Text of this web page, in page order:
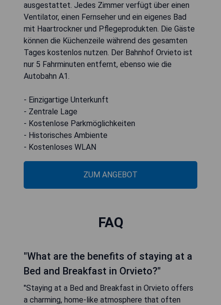
ausgestattet. Jedes Zimmer verfügt über einen
Ventilator, einen Fernseher und ein eigenes Bad
mit Haartrockner und Pflegeprodukten. Die Gäste
können die Küchenzeile während des gesamten
Tages kostenlos nutzen. Der Bahnhof Orvieto ist
nur 5 Fahrminuten entfernt, ebenso wie die
Autobahn A1.
- Einzigartige Unterkunft
- Zentrale Lage
- Kostenlose Parkmöglichkeiten
- Historisches Ambiente
- Kostenloses WLAN
ZUM ANGEBOT
FAQ
"What are the benefits of staying at a
Bed and Breakfast in Orvieto?"
"Staying at a Bed and Breakfast in Orvieto offers
a charming, home-like atmosphere that often